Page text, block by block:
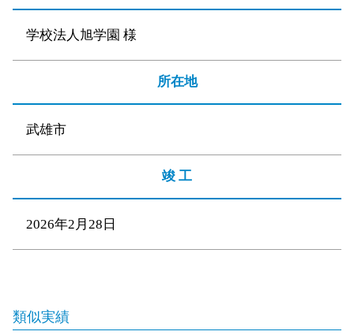
学校法人旭学園 様
所在地
武雄市
竣 工
2026年2月28日
類似実績